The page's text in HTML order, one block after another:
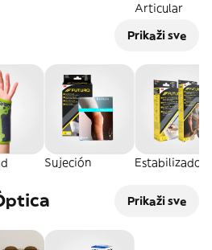
Articular
Prikaži sve
Sujeción Estabilizador
Prikaži sve